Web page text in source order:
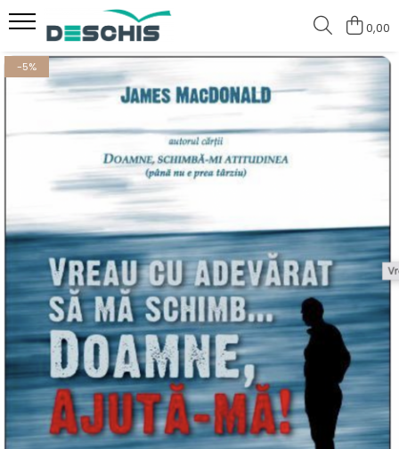
Cărți
Comunicare
Dezvoltare Personală
editura DESCHIS
editura MAJESTY PRESS
Povești reale de viață
Spiritualitate
Sănătate
0,00
-5%